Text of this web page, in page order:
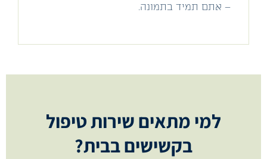
– אתם תמיד בתמונה.
למי מתאים שירות טיפול
בקשישים בבית?